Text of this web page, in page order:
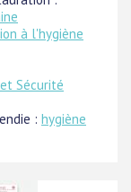
à l'hygiène
Sécurité
: hygiène